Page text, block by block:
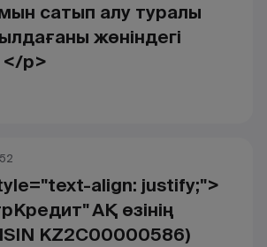
сатып алу туралы
жөніндегі
</p>
align: justify;">
АҚ өзінің
KZ2C00000586)